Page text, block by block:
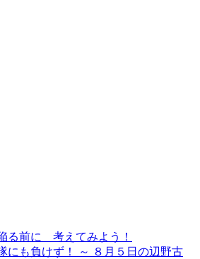
る前に 考えてみよう！
にも負けず！ ～ ８月５日の辺野古